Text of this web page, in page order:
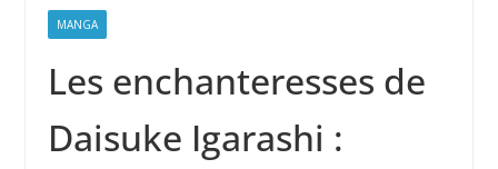
MANGA
Les enchanteresses de
Daisuke Igarashi :